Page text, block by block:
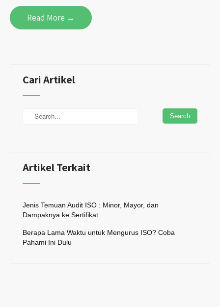
Read More →
Cari Artikel
Artikel Terkait
Jenis Temuan Audit ISO : Minor, Mayor, dan
Dampaknya ke Sertifikat
Berapa Lama Waktu untuk Mengurus ISO? Coba
Pahami Ini Dulu